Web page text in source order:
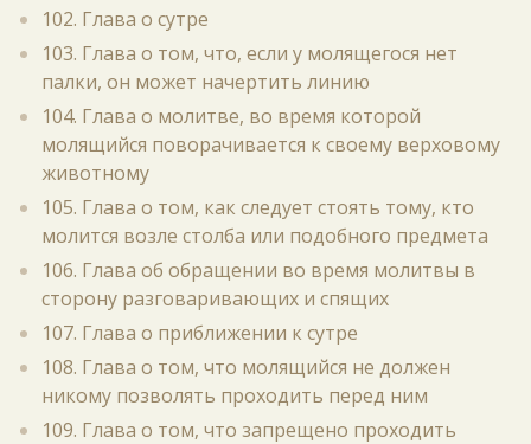
102. Глава о сутре
103. Глава о том, что, если у молящегося нет
палки, он может начертить линию
104. Глава о молитве, во время которой
молящийся поворачивается к своему верховому
животному
105. Глава о том, как следует стоять тому, кто
молится возле столба или подобного предмета
106. Глава об обращении во время молитвы в
сторону разговаривающих и спящих
107. Глава о приближении к сутре
108. Глава о том, что молящийся не должен
никому позволять проходить перед ним
109. Глава о том, что запрещено проходить